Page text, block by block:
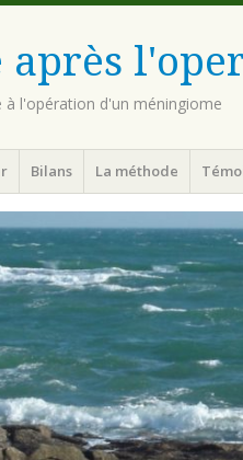
après
à l'opération d'un méningiome
Bilans La méthode